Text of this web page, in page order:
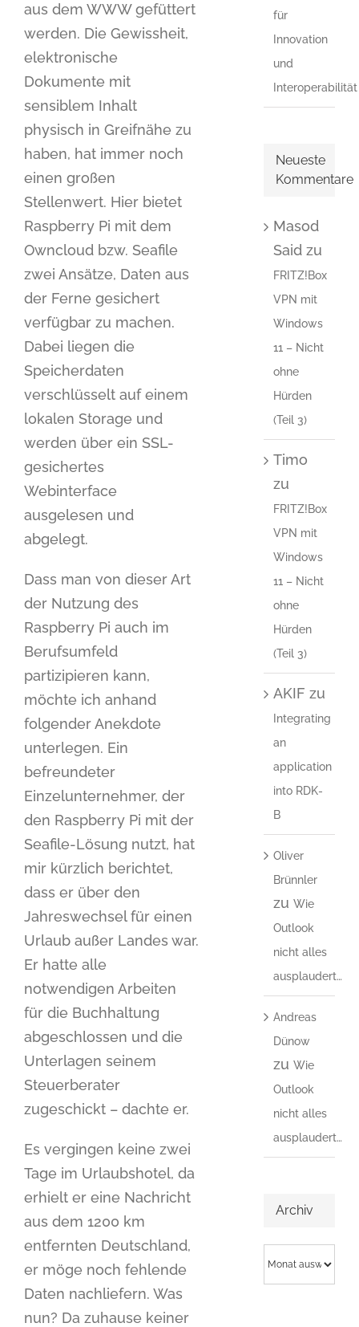
aus dem WWW gefüttert
werden. Die Gewissheit,
elektronische
Dokumente mit
sensiblem Inhalt
physisch in Greifnähe zu
haben, hat immer noch
einen großen
Stellenwert. Hier bietet
Raspberry Pi mit dem
Owncloud bzw. Seafile
zwei Ansätze, Daten aus
der Ferne gesichert
verfügbar zu machen.
Dabei liegen die
Speicherdaten
verschlüsselt auf einem
lokalen Storage und
werden über ein SSL-
gesichertes
Webinterface
ausgelesen und
abgelegt.
Dass man von dieser Art
der Nutzung des
Raspberry Pi auch im
Berufsumfeld
partizipieren kann,
möchte ich anhand
folgender Anekdote
unterlegen. Ein
befreundeter
Einzelunternehmer, der
den Raspberry Pi mit der
Seafile-Lösung nutzt, hat
mir kürzlich berichtet,
dass er über den
Jahreswechsel für einen
Urlaub außer Landes war.
Er hatte alle
notwendigen Arbeiten
für die Buchhaltung
abgeschlossen und die
Unterlagen seinem
Steuerberater
zugeschickt – dachte er.
Es vergingen keine zwei
Tage im Urlaubshotel, da
erhielt er eine Nachricht
aus dem 1200 km
entfernten Deutschland,
er möge noch fehlende
Daten nachliefern. Was
nun? Da zuhause keiner
für
Innovation
und
Interoperabilität
Neueste
Kommentare
Masod
Saidzu
FRITZ!Box
VPN mit
Windows
11 – Nicht
ohne
Hürden
(Teil 3)
Timo
zu
FRITZ!Box
VPN mit
Windows
11 – Nicht
ohne
Hürden
(Teil 3)
AKIF zu
Integrating
an
application
into RDK-
B
Oliver
Brünnler
zu Wie
Outlook
nicht alles
ausplaudert…
Andreas
Dünow
zu Wie
Outlook
nicht alles
ausplaudert…
Archiv